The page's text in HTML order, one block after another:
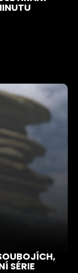
SÉRIE